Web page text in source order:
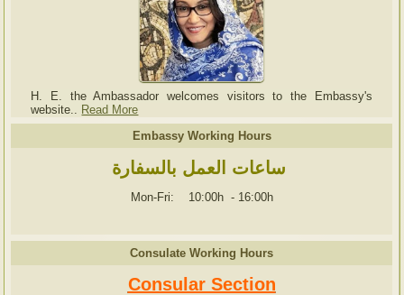
H. E. the Ambassador welcomes visitors to the Embassy's
website..
Read More
Embassy Working Hours
ساعات العمل بالسفارة
Mon-Fri: 10:00h - 16:00h
Consulate Working Hours
Consular Section